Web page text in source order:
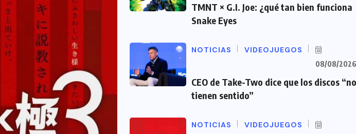
TMNT × G.I. Joe: ¿qué tan bien funciona
Snake Eyes
NOTICIAS VIDEOJUEGOS
08/08/2026
CEO de Take-Two dice que los discos “no
tienen sentido”
NOTICIAS VIDEOJUEGOS